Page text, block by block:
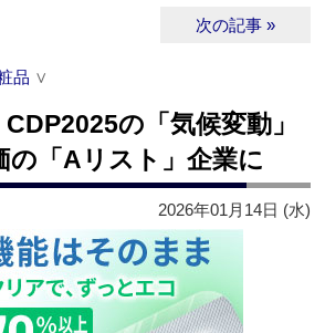
次の記事 »
品 ∨
CDP2025の「気候変動」
の「Aリスト」企業に
2026年01月14日 (水)